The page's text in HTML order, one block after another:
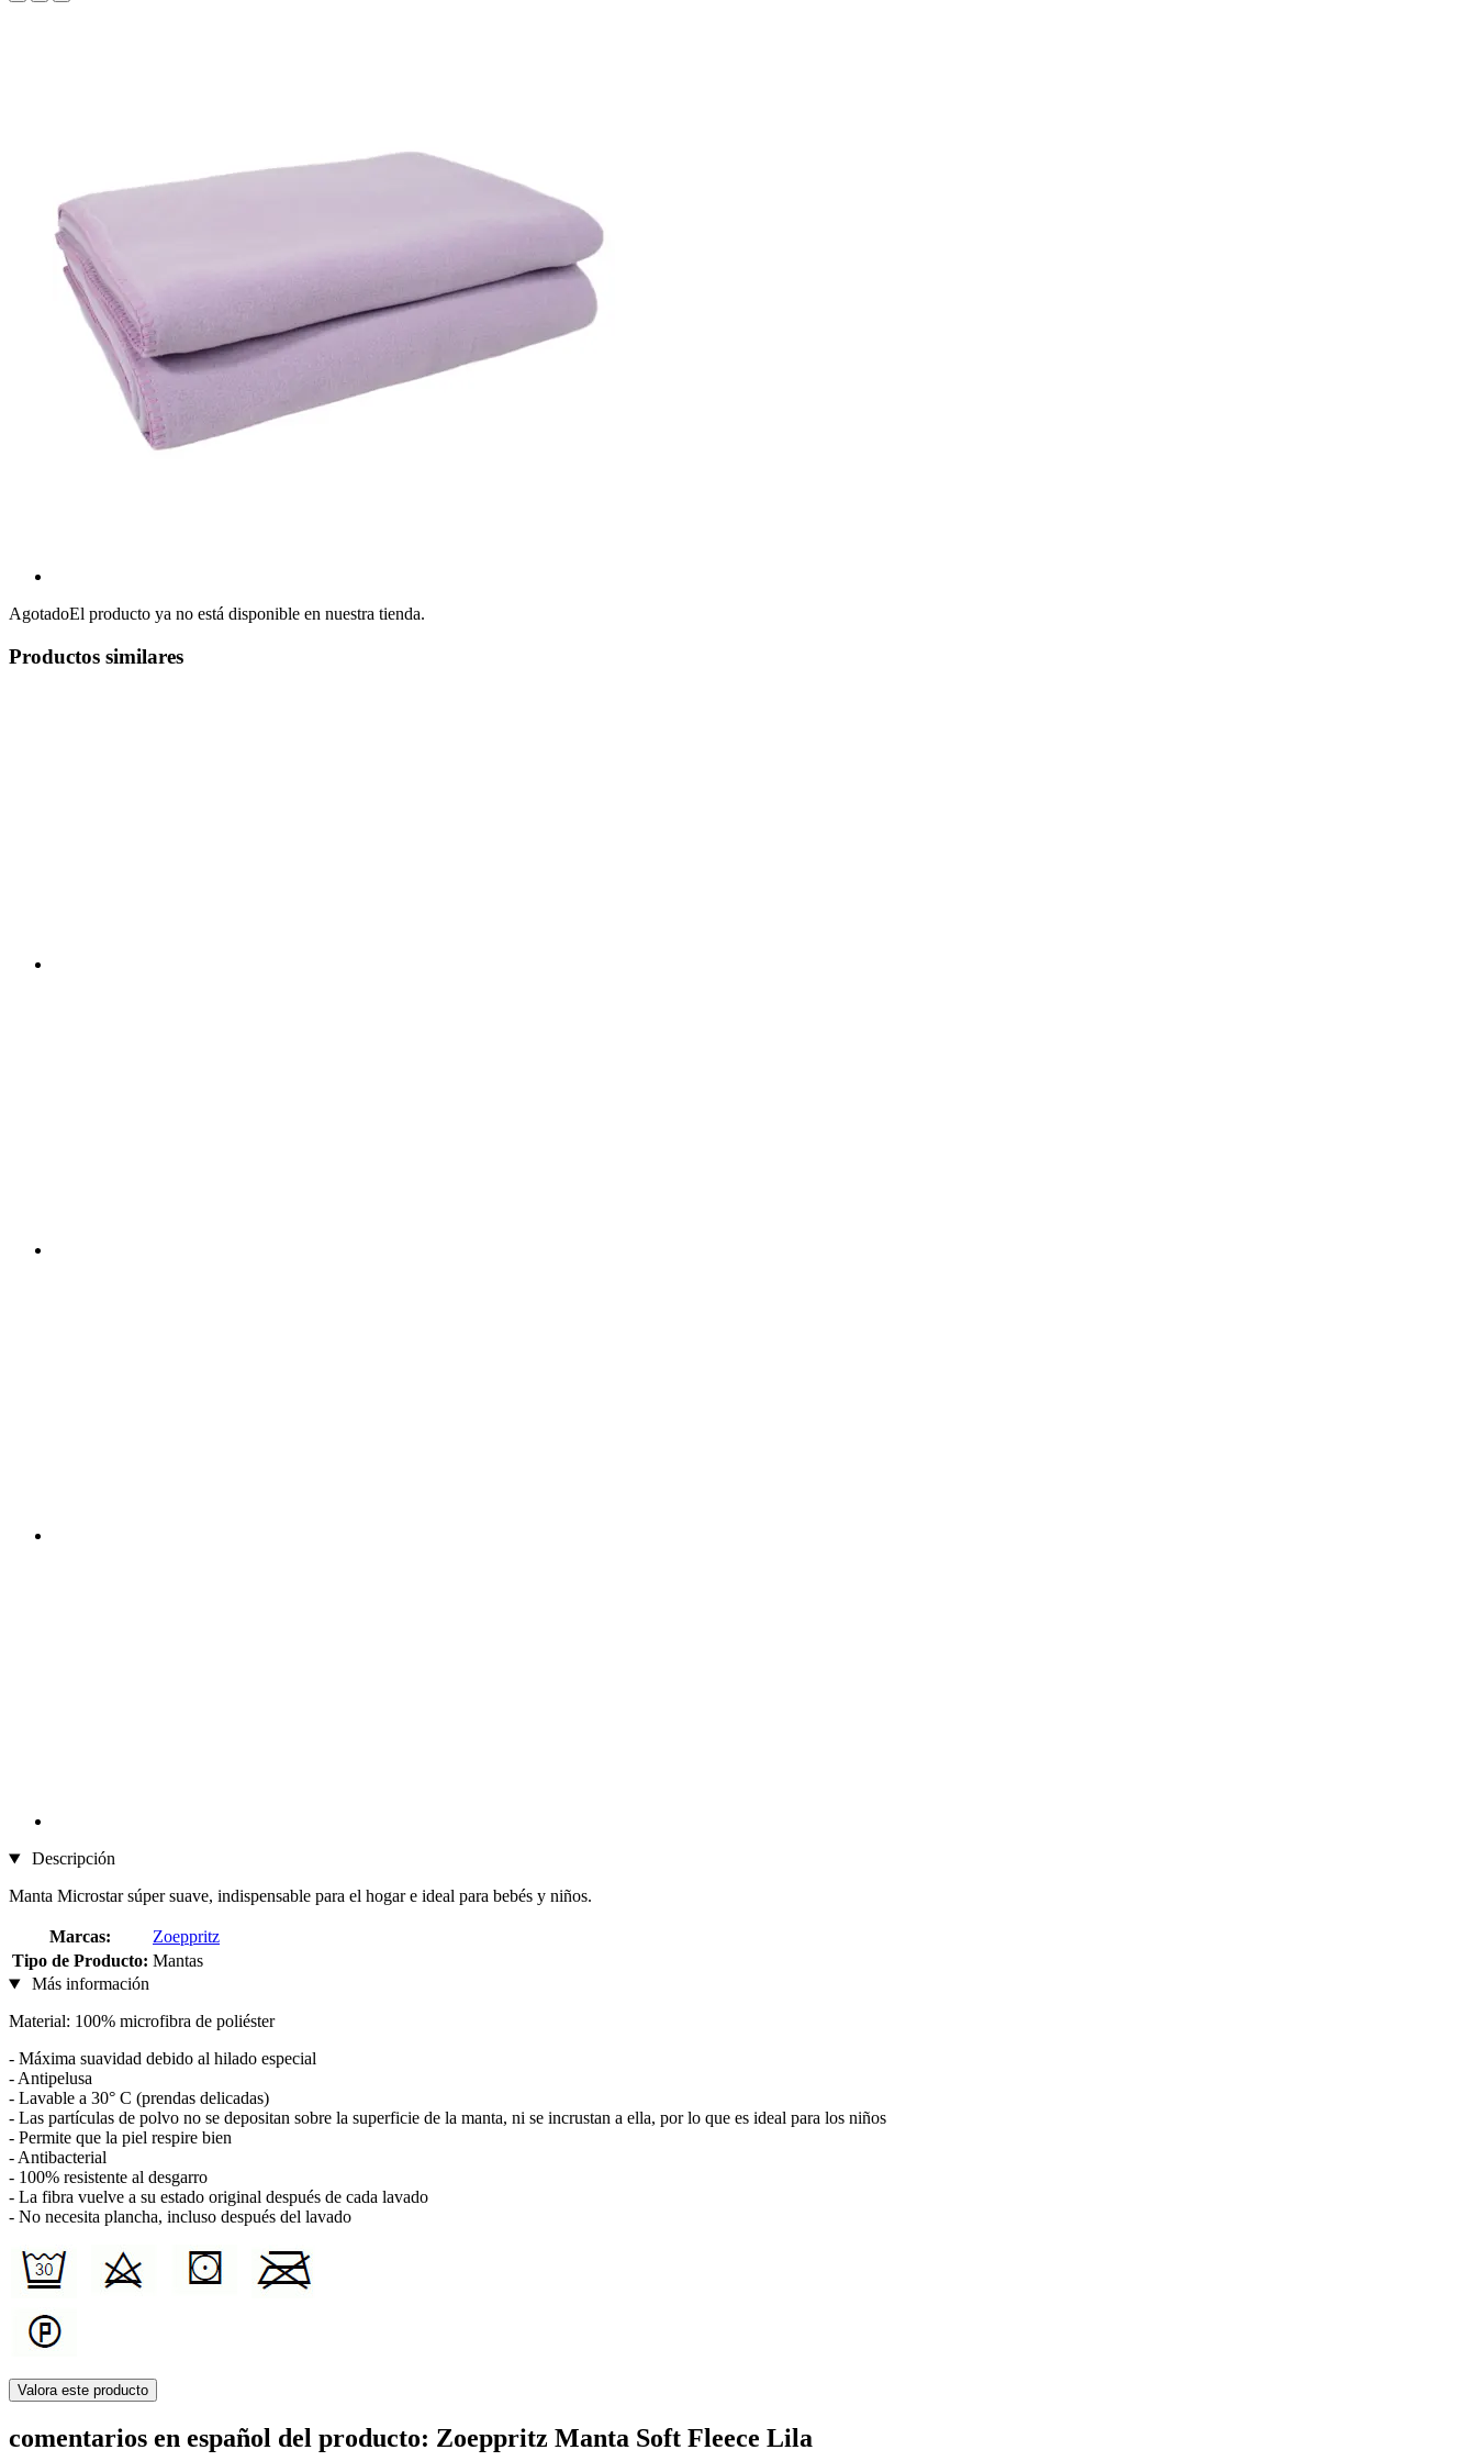
AgotadoEl producto ya no está disponible en nuestra tienda.
Productos similares
Descripción
Manta Microstar súper suave, indispensable para el hogar e ideal para bebés y niños.
Marcas:
Zoeppritz
Tipo de Producto: Mantas
Más información
Material: 100% microfibra de poliéster
- Máxima suavidad debido al hilado especial
- Antipelusa
- Lavable a 30° C (prendas delicadas)
- Las partículas de polvo no se depositan sobre la superficie de la manta, ni se incrustan a ella, por lo que es ideal para los niños
- Permite que la piel respire bien
- Antibacterial
- 100% resistente al desgarro
- La fibra vuelve a su estado original después de cada lavado
- No necesita plancha, incluso después del lavado
Valora este producto
comentarios en español del producto: Zoeppritz Manta Soft Fleece Lila